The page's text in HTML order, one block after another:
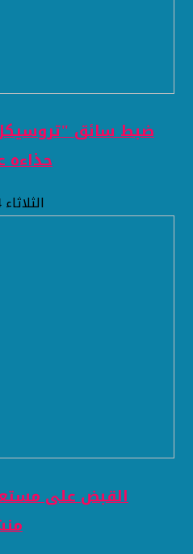
ضبط سائق
حذاءه
الثلاثاء 04 أغسطس 2026 05:49 مساءً
القبض على